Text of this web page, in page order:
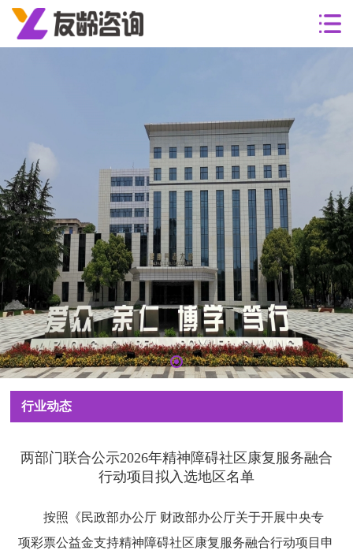
行业动态
两部门联合公示2026年精神障碍社区康复服务融合
行动项目拟入选地区名单
按照《民政部办公厅 财政部办公厅关于开展中央专
项彩票公益金支持精神障碍社区康复服务融合行动项目申